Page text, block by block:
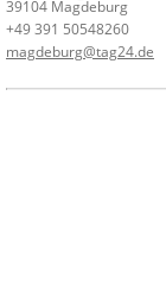
39104 Magdeburg
+49 391 50548260
magdeburg@tag24.de